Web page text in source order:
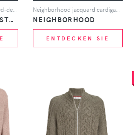
Ann Demeulemeester ruched-detail button-up sweater - Schwarz
ANN DEMEULEMEESTER
Neighborhood jacquard cardigan - Grau
NEIGHBORHOOD
ENTDECKEN SIE